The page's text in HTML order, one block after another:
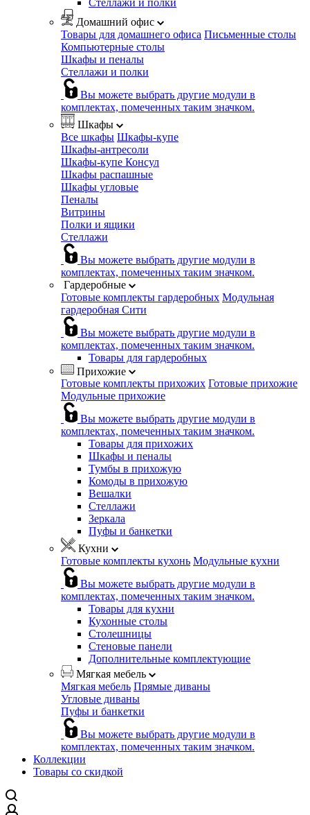
Стеллажи и полки
Домашний офис
Товары для домашнего офиса Письменные столы
Компьютерные столы
Шкафы и пеналы
Стеллажи и полки
Вы можете выбрать другие модули в
комплектах, помеченных таким значком.
Шкафы
Все шкафы Шкафы-купе
Шкафы-антресоли
Шкафы-купе Консул
Шкафы распашные
Шкафы угловые
Пеналы
Витрины
Полки и ящики
Стеллажи
Вы можете выбрать другие модули в
комплектах, помеченных таким значком.
Гардеробные
Готовые комплекты гардеробных Модульная
гардеробная Сити
Вы можете выбрать другие модули в
комплектах, помеченных таким значком.
Товары для гардеробных
Прихожие
Готовые комплекты прихожих Готовые прихожие
Модульные прихожие
Вы можете выбрать другие модули в
комплектах, помеченных таким значком.
Товары для прихожих
Шкафы и пеналы
Тумбы в прихожую
Комоды в прихожую
Вешалки
Стеллажи
Зеркала
Пуфы и банкетки
Кухни
Готовые комплекты кухонь Модульные кухни
Вы можете выбрать другие модули в
комплектах, помеченных таким значком.
Товары для кухни
Кухонные столы
Столешницы
Стеновые панели
Дополнительные комплектующие
Мягкая мебель
Мягкая мебель Прямые диваны
Угловые диваны
Пуфы и банкетки
Вы можете выбрать другие модули в
комплектах, помеченных таким значком.
Коллекции
Товары со скидкой